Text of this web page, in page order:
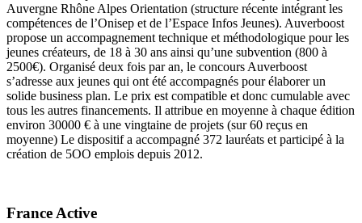
Auvergne Rhône Alpes Orientation (structure récente intégrant les
compétences de l’Onisep et de l’Espace Infos Jeunes). Auverboost
propose un accompagnement technique et méthodologique pour les
jeunes créateurs, de 18 à 30 ans ainsi qu’une subvention (800 à
2500€). Organisé deux fois par an, le concours Auverboost
s’adresse aux jeunes qui ont été accompagnés pour élaborer un
solide business plan. Le prix est compatible et donc cumulable avec
tous les autres financements. Il attribue en moyenne à chaque édition
environ 30000 € à une vingtaine de projets (sur 60 reçus en
moyenne) Le dispositif a accompagné 372 lauréats et participé à la
création de 5OO emplois depuis 2012.
France Active